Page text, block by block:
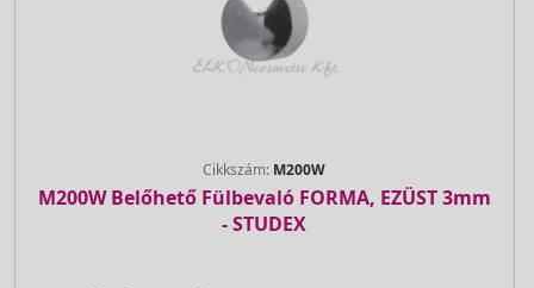
Cikkszám: M200W
M200W Belőhető Fülbevaló FORMA, EZÜST 3mm
- STUDEX